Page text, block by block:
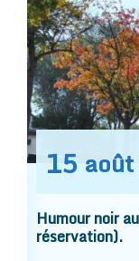
15 août
Humour noir
réservation).